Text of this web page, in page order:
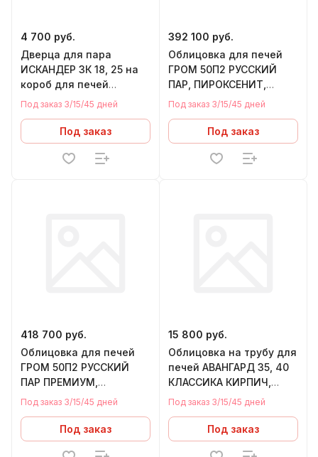
4 700 руб.
Дверца для пара
ИСКАНДЕР ЗК 18, 25 на
короб для печей
ИСКАНДЕР ЗК 18, 25
Под заказ 3/15/45 дней
Под заказ
392 100 руб.
Облицовка для печей
ГРОМ 50П2 РУССКИЙ
ПАР, ПИРОКСЕНИТ,
1620/50
Под заказ 3/15/45 дней
Под заказ
418 700 руб.
Облицовка для печей
ГРОМ 50П2 РУССКИЙ
ПАР ПРЕМИУМ,
ПИРОКСЕНИТ, 1870/50
Под заказ 3/15/45 дней
Под заказ
15 800 руб.
Облицовка на трубу для
печей АВАНГАРД 35, 40
КЛАССИКА КИРПИЧ,
ТАЛЬКОХЛОРИТ, 115*290
Под заказ 3/15/45 дней
Под заказ